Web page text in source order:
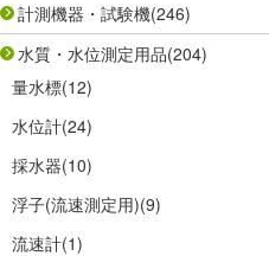
計測機器・試験機(246)
水質・水位測定用品(204)
量水標(12)
水位計(24)
採水器(10)
浮子(流速測定用)(9)
流速計(1)